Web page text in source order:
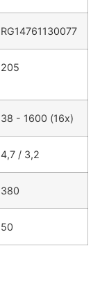
RG14761130077
205
38 - 1600 (16x)
4,7 / 3,2
380
50